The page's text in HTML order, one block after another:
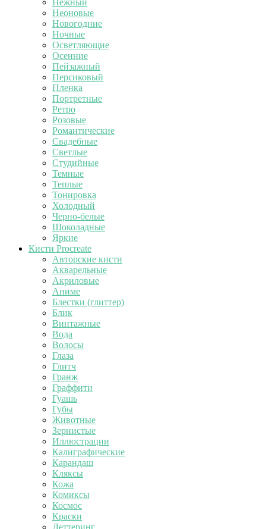
Нежный
Неоновые
Новогодние
Ночные
Осветляющие
Осенние
Пейзажный
Персиковый
Пленка
Портретные
Ретро
Розовые
Романтические
Свадебные
Светлые
Студийные
Темные
Теплые
Тонировка
Холодный
Черно-белые
Шоколадные
Яркие
Кисти Procreate
Авторские кисти
Акварельные
Акриловые
Аниме
Блестки (глиттер)
Блик
Винтажные
Вода
Волосы
Глаза
Глитч
Гранж
Граффити
Гуашь
Губы
Животные
Зернистые
Иллюстрации
Калиграфические
Карандаш
Кляксы
Кожа
Комиксы
Космос
Краски
Леттеринг